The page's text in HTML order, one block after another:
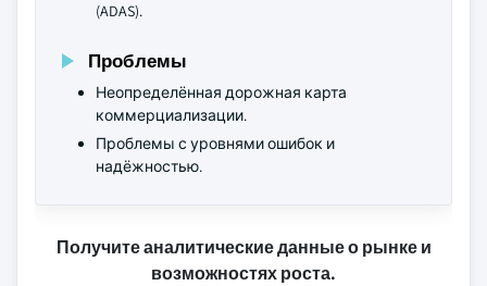
(ADAS).
Проблемы
Неопределённая дорожная карта
коммерциализации.
Проблемы с уровнями ошибок и
надёжностью.
Получите аналитические данные о рынке и
возможностях роста.